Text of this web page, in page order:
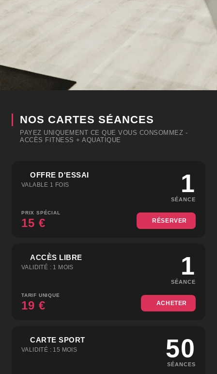
NOS CARTES SÉANCES
PAYEZ UNIQUEMENT CE QUE VOUS CONSOMMEZ -
ACCÈS FITNESS + AQUATIQUE
OFFRE D'ESSAI
VALABLE 1 FOIS 1
SÉANCE
PRIX SPÉCIAL
15 € RÉSERVER
ACCÈS LIBRE
VALIDITÉ : 1 MOIS 1
SÉANCE
TARIF UNIQUE
19 € ACHETER
CARTE SPORT
VALIDITÉ : 15 MOIS 50
SÉANCES